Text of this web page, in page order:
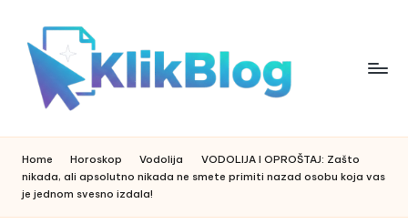
content
li
b
l
o
g
Home Horoskop Vodolija
VODOLIJA I OPROŠTAJ: Zašto
nikada, ali apsolutno nikada ne smete primiti nazad osobu koja vas
je jednom svesno izdala!